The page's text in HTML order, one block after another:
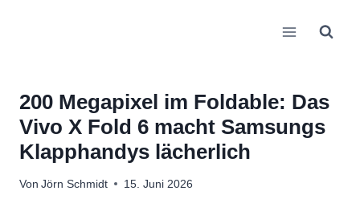
200 Megapixel im Foldable: Das
Vivo X Fold 6 macht Samsungs
Klapphandys lächerlich
Von Jörn Schmidt 15. Juni 2026